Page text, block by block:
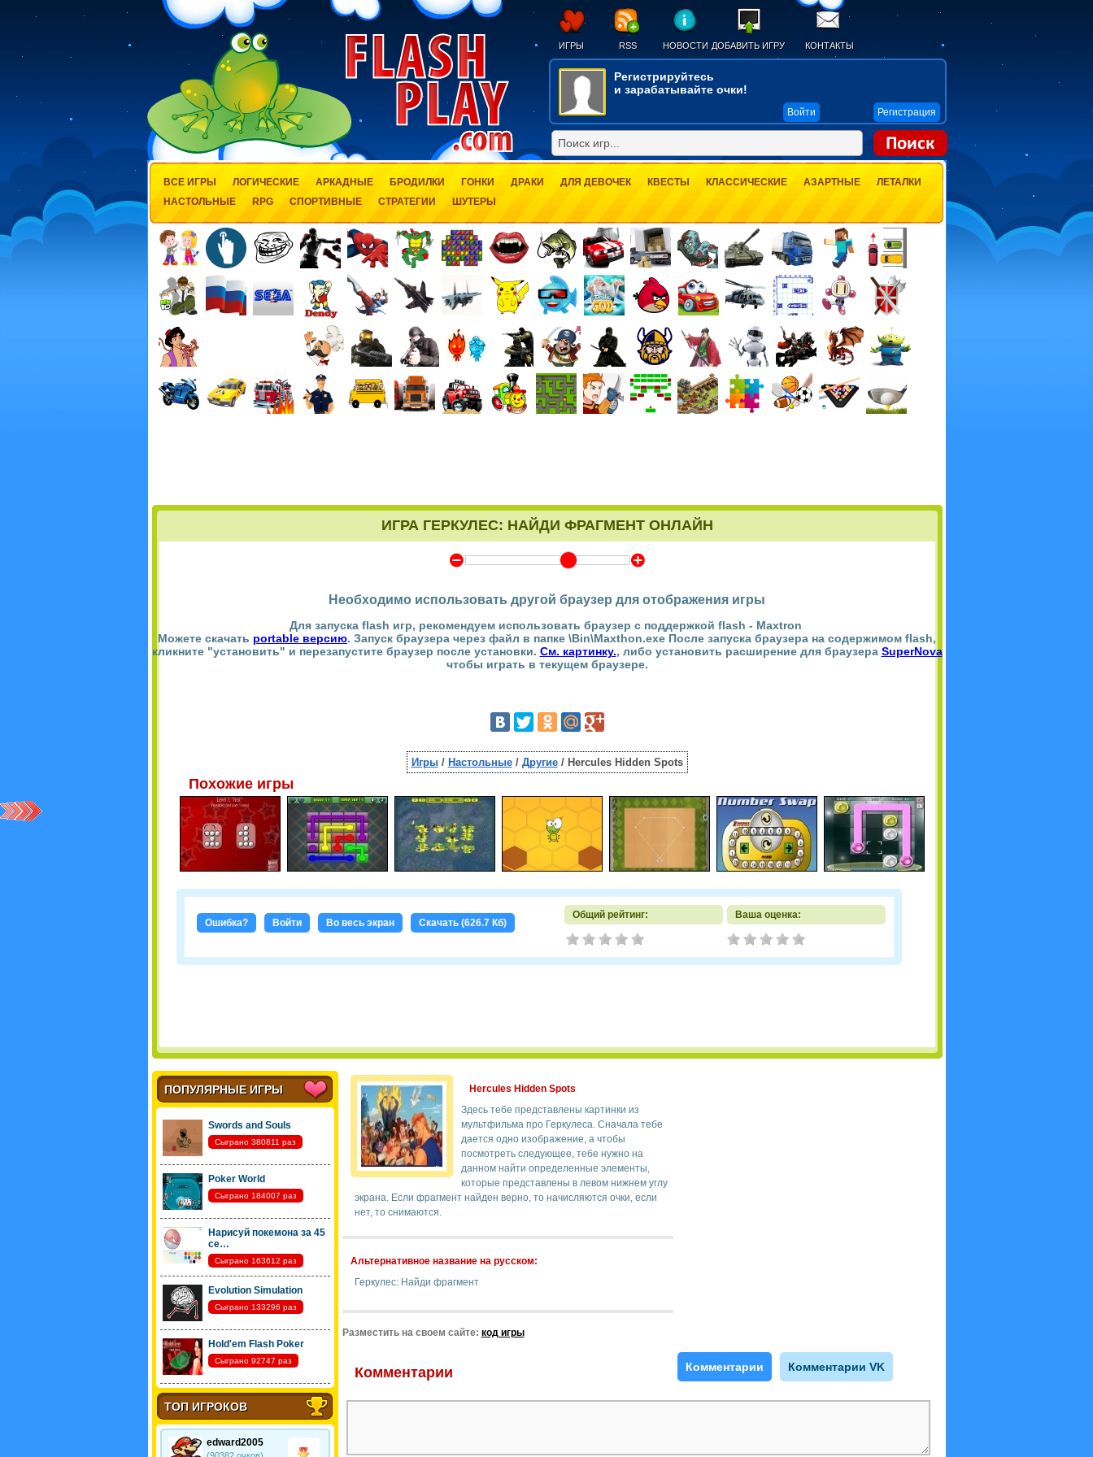
ИГРЫ RSS НОВОСТИ ДОБАВИТЬ ИГРУ КОНТАКТЫ
Регистрируйтесь
и зарабатывайте очки!
Войти Регистрация
ВСЕ ИГРЫ ЛОГИЧЕСКИЕ АРКАДНЫЕ БРОДИЛКИ ГОНКИ ДРАКИ ДЛЯ ДЕВОЧЕК КВЕСТЫ КЛАССИЧЕСКИЕ АЗАРТНЫЕ
ЛЕТАЛКИ
НАСТОЛЬНЫЕ
RPG СПОРТИВНЫЕ СТРАТЕГИИ ШУТЕРЫ
ИГРА ГЕРКУЛЕС: НАЙДИ ФРАГМЕНТ ОНЛАЙН
Y Z
Необходимо использовать другой браузер для отображения игры
Для запуска flash игр, рекомендуем использовать браузер с поддержкой flash - Maxtron
Можете скачать portable версию. Запуск браузера через файл в папке \Bin\Maxthon.exe После запуска браузера на содержимом flash,
кликните "установить" и перезапустите браузер после установки. См. картинку., либо установить расширение для браузера SuperNova
чтобы играть в текущем браузере.
Игры/ Настольные/ Другие/ Hercules Hidden Spots
Похожие игры
Ошибка? Войти Во весь экран Скачать (626.7 Кб)
Общий рейтинг: Ваша оценка:
ПОПУЛЯРНЫЕ ИГРЫ
Swords and Souls
Сыграно 380811 раз
Poker World
Сыграно 184007 раз
Нарисуй покемона за 45
се…
Сыграно 163612 раз
Evolution Simulation
Сыграно 133296 раз
Hold'em Flash Poker
Сыграно 92747 раз
ТОП ИГРОКОВ
edward2005
Hercules Hidden Spots
Здесь тебе представлены картинки из
мультфильма про Геркулеса. Сначала тебе
дается одно изображение, а чтобы
посмотреть следующее, тебе нужно на
данном найти определенные элементы,
которые представлены в левом нижнем углу
экрана. Если фрагмент найден верно, то начисляются очки, если
нет, то снимаются.
Альтернативное название на русском:
Геркулес: Найди фрагмент
Разместить на своем сайте: код игры
Комментарии Комментарии Комментарии VK